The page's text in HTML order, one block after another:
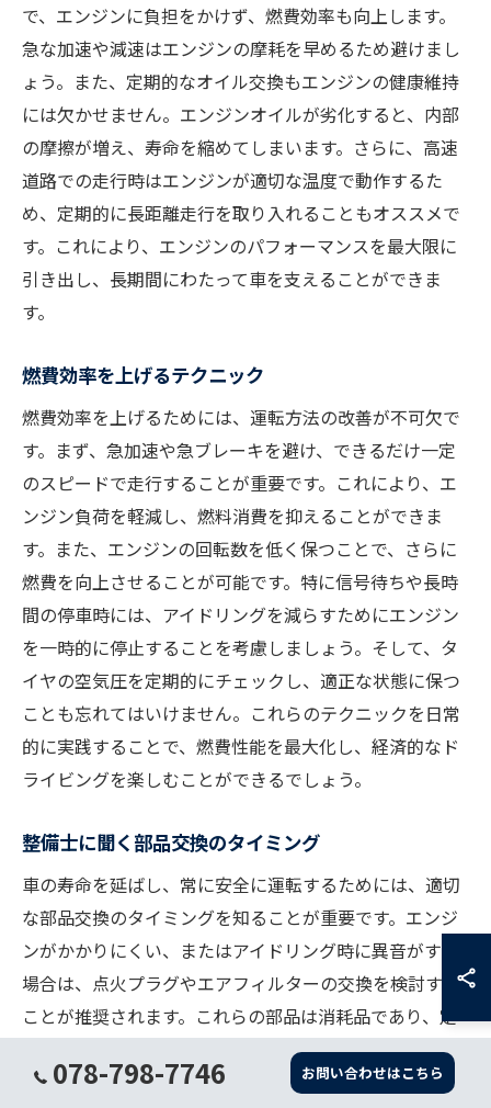
で、エンジンに負担をかけず、燃費効率も向上します。
急な加速や減速はエンジンの摩耗を早めるため避けまし
ょう。また、定期的なオイル交換もエンジンの健康維持
には欠かせません。エンジンオイルが劣化すると、内部
の摩擦が増え、寿命を縮めてしまいます。さらに、高速
道路での走行時はエンジンが適切な温度で動作するた
め、定期的に長距離走行を取り入れることもオススメで
す。これにより、エンジンのパフォーマンスを最大限に
引き出し、長期間にわたって車を支えることができま
す。
燃費効率を上げるテクニック
燃費効率を上げるためには、運転方法の改善が不可欠で
す。まず、急加速や急ブレーキを避け、できるだけ一定
のスピードで走行することが重要です。これにより、エ
ンジン負荷を軽減し、燃料消費を抑えることができま
す。また、エンジンの回転数を低く保つことで、さらに
燃費を向上させることが可能です。特に信号待ちや長時
間の停車時には、アイドリングを減らすためにエンジン
を一時的に停止することを考慮しましょう。そして、タ
イヤの空気圧を定期的にチェックし、適正な状態に保つ
ことも忘れてはいけません。これらのテクニックを日常
的に実践することで、燃費性能を最大化し、経済的なド
ライビングを楽しむことができるでしょう。
整備士に聞く部品交換のタイミング
車の寿命を延ばし、常に安全に運転するためには、適切
な部品交換のタイミングを知ることが重要です。エンジ
ンがかかりにくい、またはアイドリング時に異音がする
場合は、点火プラグやエアフィルターの交換を検討する
ことが推奨されます。これらの部品は消耗品であり、定
期的な交換が必要です。また、ブレーキパッドやベルト
の磨耗を確認し、早めに交換を行うことで事故を未然に
078-798-7746 お問い合わせはこちら